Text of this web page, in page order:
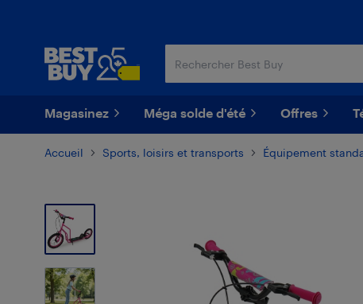
Magasinez Méga solde d'été Offres
Accueil Sports, loisirs et transports Équipement